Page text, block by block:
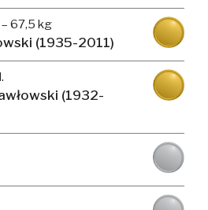
67,5 kg
(1935-2011)
(1932-